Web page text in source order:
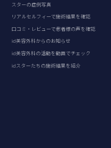
スターの症例写真
リアルセルフィーで施術結果を確認
口コミ・レビューで患者様の声を確認
id美容外科からのお知らせ
id美容外科の活動を動画でチェック
idスターたちの施術結果を紹介